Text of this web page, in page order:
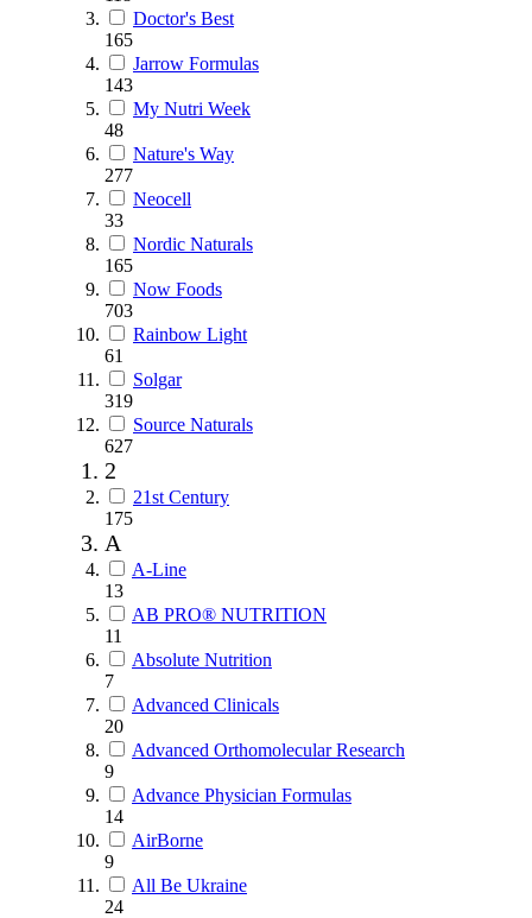
Doctor's Best
165
Jarrow Formulas
143
My Nutri Week
48
Nature's Way
277
Neocell
33
Nordic Naturals
165
Now Foods
703
Rainbow Light
61
Solgar
319
Source Naturals
627
2
21st Century
175
A
A-Line
13
AB PRO® NUTRITION
11
Absolute Nutrition
7
Advanced Clinicals
20
Advanced Orthomolecular Research
9
Advance Physician Formulas
14
AirBorne
9
All Be Ukraine
24